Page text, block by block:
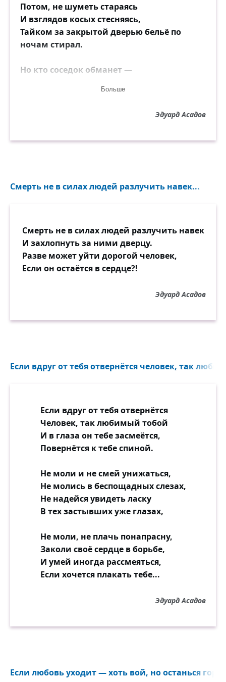
Потом, не шуметь стараясь
И взглядов косых стесняясь,
Тайком за закрытой дверью бельё по
ночам стирал.
Но кто соседок обманет —
Жужжал над кастрюльным паром их
Вздыхали, что парень — тряпка и у жены
Нередко вот так часами
И хоть за любовь стояли,
Но вряд ли они понимали,
Что, может, такой и бывает истинная
любовь!
Но счастье — капризная штука, нестойка
Жену он застал однажды целующейся с
Нет в мире острее боли.
Умер бы лучше, что ли!
С минуту в дверях стоял он, уставя в
пространство взгляд.
Не стал выяснять отношений,
Не взял ни рубля, ни рубахи, а молча
шагнул назад...
"Скажите, какой Отелло!
Ну целовалась, ошиблась... Немного
взыграла кровь!..
А он не простил — слыхали?"
Что, может, такой и бывает истинная
Больше
Эдуард Асадов
Смерть не в силах людей разлучить навек...
Смерть не в силах людей разлучить навек
И захлопнуть за ними дверцу.
Разве может уйти дорогой человек,
Если он остаётся в сердце?!
Эдуард Асадов
Если вдруг от тебя отвернётся человек, так
Если вдруг от тебя отвернётся
Человек, так любимый тобой
И в глаза он тебе засмеётся,
Повернётся к тебе спиной.
Не моли и не смей унижаться,
Не молись в беспощадных слезах,
Не надейся увидеть ласку
В тех застывших уже глазах,
Не моли, не плачь понапрасну,
Заколи своё сердце в борьбе,
И умей иногда рассмеяться,
Если хочется плакать тебе...
Эдуард Асадов
Если любовь уходит — хоть вой, но останься